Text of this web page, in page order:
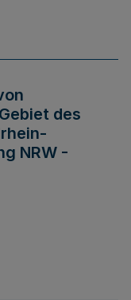
des
NRW -